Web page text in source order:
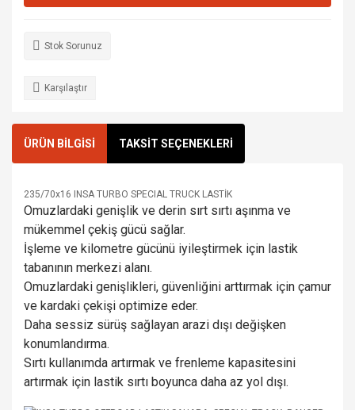
Stok Sorunuz
Karşılaştır
ÜRÜN BİLGİSİ TAKSİT SEÇENEKLERİ
235/70x16 INSA TURBO SPECIAL TRUCK LASTİK
Omuzlardaki genişlik ve derin sırt sırtı aşınma ve
mükemmel çekiş gücü sağlar.
İşleme ve kilometre gücünü iyileştirmek için lastik
tabanının merkezi alanı.
Omuzlardaki genişlikleri, güvenliğini arttırmak için çamur
ve kardaki çekişi optimize eder.
Daha sessiz sürüş sağlayan arazi dışı değişken
konumlandırma.
Sırtı kullanımda artırmak ve frenleme kapasitesini
artırmak için lastik sırtı boyunca daha az yol dışı.